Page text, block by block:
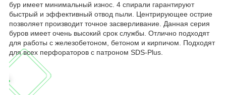
бур имеет минимальный износ. 4 спирали гарантируют
быстрый и эффективный отвод пыли. Центрирующее острие
позволяет производит точное засверливание. Данная серия
буров имеет очень высокий срок службы. Отлично подходят
для работы с железобетоном, бетоном и кирпичом. Подходят
для всех перфораторов с патроном SDS-Plus.